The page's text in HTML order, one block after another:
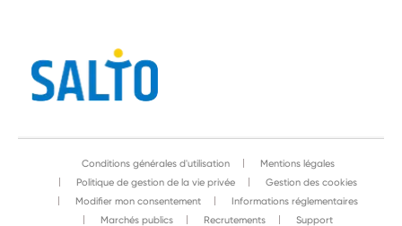
Conditions générales d'utilisation
Mentions légales
Politique de gestion de la vie privée
Gestion des cookies
Modifier mon consentement
Informations réglementaires
Marchés publics
Recrutements Support